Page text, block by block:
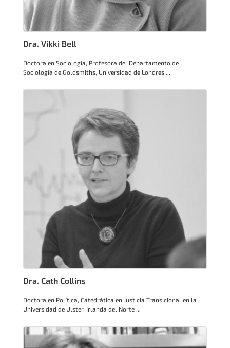
Dra. Vikki Bell
Doctora en Sociología, Profesora del Departamento de
Sociología de Goldsmiths, Universidad de Londres ...
Dra. Cath Collins
Doctora en Política, Catedrática en Justicia Transicional en la
Universidad de Ulster, Irlanda del Norte ...